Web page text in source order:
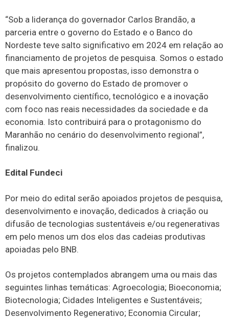
“Sob a liderança do governador Carlos Brandão, a
parceria entre o governo do Estado e o Banco do
Nordeste teve salto significativo em 2024 em relação ao
financiamento de projetos de pesquisa. Somos o estado
que mais apresentou propostas, isso demonstra o
propósito do governo do Estado de promover o
desenvolvimento científico, tecnológico e a inovação
com foco nas reais necessidades da sociedade e da
economia. Isto contribuirá para o protagonismo do
Maranhão no cenário do desenvolvimento regional”,
finalizou.
Edital Fundeci
Por meio do edital serão apoiados projetos de pesquisa,
desenvolvimento e inovação, dedicados à criação ou
difusão de tecnologias sustentáveis e/ou regenerativas
em pelo menos um dos elos das cadeias produtivas
apoiadas pelo BNB.
Os projetos contemplados abrangem uma ou mais das
seguintes linhas temáticas: Agroecologia; Bioeconomia;
Biotecnologia; Cidades Inteligentes e Sustentáveis;
Desenvolvimento Regenerativo; Economia Circular;